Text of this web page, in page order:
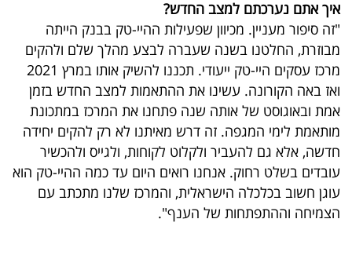
איך אתם נערכתם למצב החדש?
"זה סיפור מעניין. מכיוון שפעילות ההיי-טק בבנק הייתה
מבוזרת, החלטנו בשנה שעברה לבצע מהלך שלם ולהקים
מרכז עסקים היי-טק ייעודי. תכננו להשיק אותו במרץ 2021
ואז באה הקורונה. עשינו את ההתאמות למצב החדש בזמן
אמת ובאוגוסט של אותה שנה פתחנו את המרכז במתכונת
מותאמת לימי המגפה. זה דרש מאיתנו לא רק להקים יחידה
חדשה, אלא גם להעביר ולקלוט לקוחות, ולגייס ולהכשיר
עובדים בשלט רחוק. אנחנו רואים היום עד כמה ההיי-טק הוא
עוגן חשוב בכלכלה הישראלית, והמרכז שלנו מתכתב עם
הצמיחה וההתפתחות של הענף".